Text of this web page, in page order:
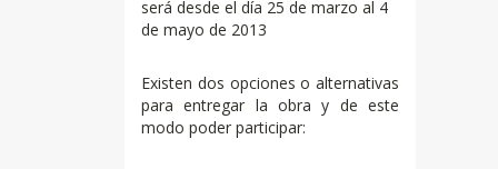
será desde el día 25 de marzo al 4
de mayo de 2013
Existen dos opciones o alternativas
para entregar la obra y de este
modo poder participar: